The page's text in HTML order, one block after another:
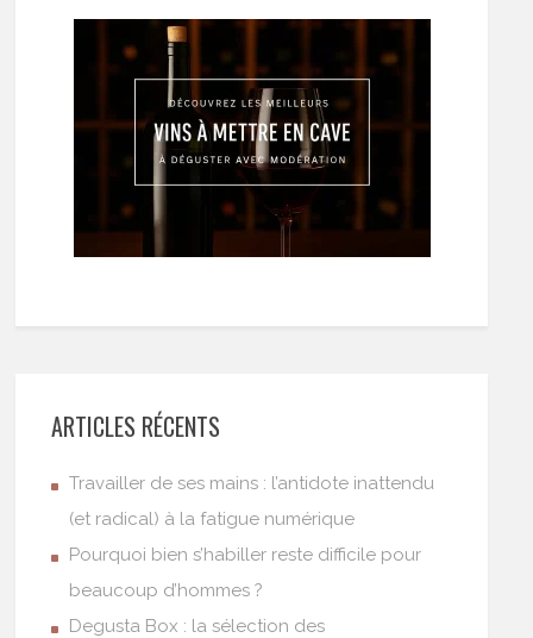
ARTICLES RÉCENTS
Travailler de ses mains : l’antidote inattendu
(et radical) à la fatigue numérique
Pourquoi bien s’habiller reste difficile pour
beaucoup d’hommes ?
Degusta Box : la sélection des